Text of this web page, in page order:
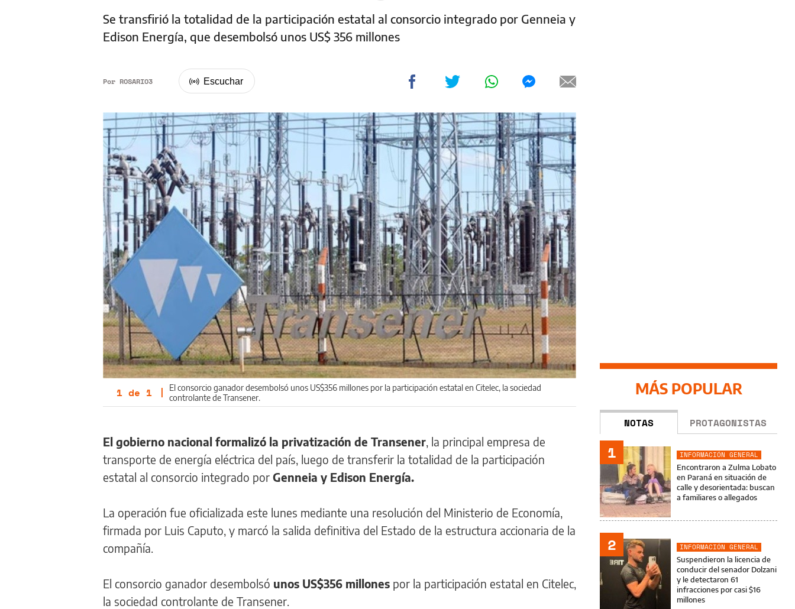
Se transfirió la totalidad de la participación estatal al consorcio integrado por Genneia y
Edison Energía, que desembolsó unos US$ 356 millones
Por ROSARIO3
1 de 1 |
El consorcio ganador desembolsó unos US$356 millones por la participación estatal en Citelec, la sociedad
controlante de Transener.
El gobierno nacional formalizó la privatización de Transener, la principal empresa de
transporte de energía eléctrica del país, luego de transferir la totalidad de la participación
estatal al consorcio integrado por Genneia y Edison Energía.
La operación fue oficializada este lunes mediante una resolución del Ministerio de Economía,
firmada por Luis Caputo, y marcó la salida definitiva del Estado de la estructura accionaria de la
compañía.
El consorcio ganador desembolsó unos US$356 millones por la participación estatal en Citelec,
la sociedad controlante de Transener.
MÁS POPULAR
NOTAS PROTAGONISTAS
1
INFORMACIÓN GENERAL
Encontraron a Zulma Lobato
en Paraná en situación de
calle y desorientada: buscan
a familiares o allegados
2
INFORMACIÓN GENERAL
Suspendieron la licencia de
conducir del senador Dolzani
y le detectaron 61
infracciones por casi $16
millones